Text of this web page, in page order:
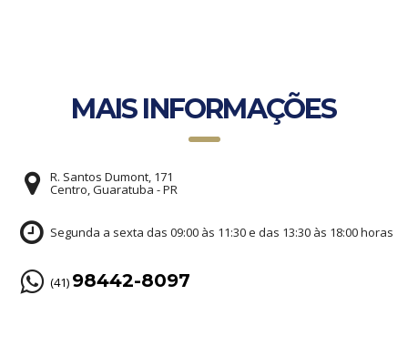
MAIS INFORMAÇÕES
R. Santos Dumont, 171
Centro, Guaratuba - PR
Segunda a sexta das 09:00 às 11:30 e das 13:30 às 18:00 horas
(41) 98442-8097